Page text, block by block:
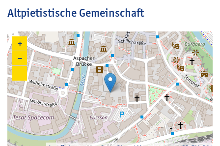
Altpietistische Gemeinschaft
+
−